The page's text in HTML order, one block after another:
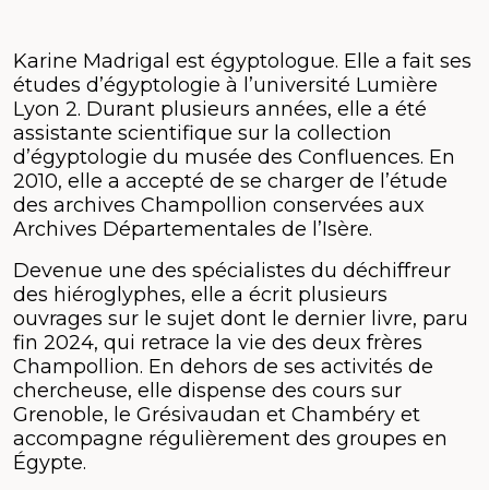
Karine Madrigal est égyptologue. Elle a fait ses
études d’égyptologie à l’université Lumière
Lyon 2. Durant plusieurs années, elle a été
assistante scientifique sur la collection
d’égyptologie du musée des Confluences. En
2010, elle a accepté de se charger de l’étude
des archives Champollion conservées aux
Archives Départementales de l’Isère.
Devenue une des spécialistes du déchiffreur
des hiéroglyphes, elle a écrit plusieurs
ouvrages sur le sujet dont le dernier livre, paru
fin 2024, qui retrace la vie des deux frères
Champollion. En dehors de ses activités de
chercheuse, elle dispense des cours sur
Grenoble, le Grésivaudan et Chambéry et
accompagne régulièrement des groupes en
Égypte.